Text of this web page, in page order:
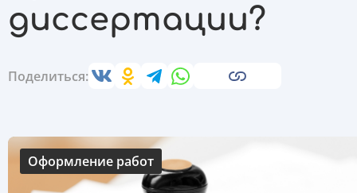
диссертации?
Поделиться:
Оформление работ